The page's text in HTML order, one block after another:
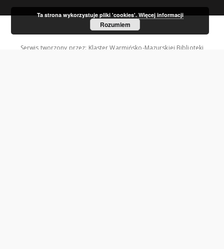
Serwis tworzony przez: Klaster Warmińsko-Mazurskiej Biblioteki
Ta strona wykorzystuje pliki 'cookies'.Więcej informacji
Rozumiem